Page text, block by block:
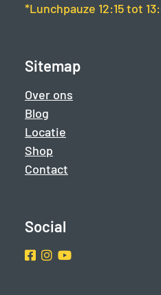
*Lunchpauze 12:15 tot
Sitemap
Over ons
Blog
Locatie
Shop
Contact
Social
Facebook
Instragram
Youtube